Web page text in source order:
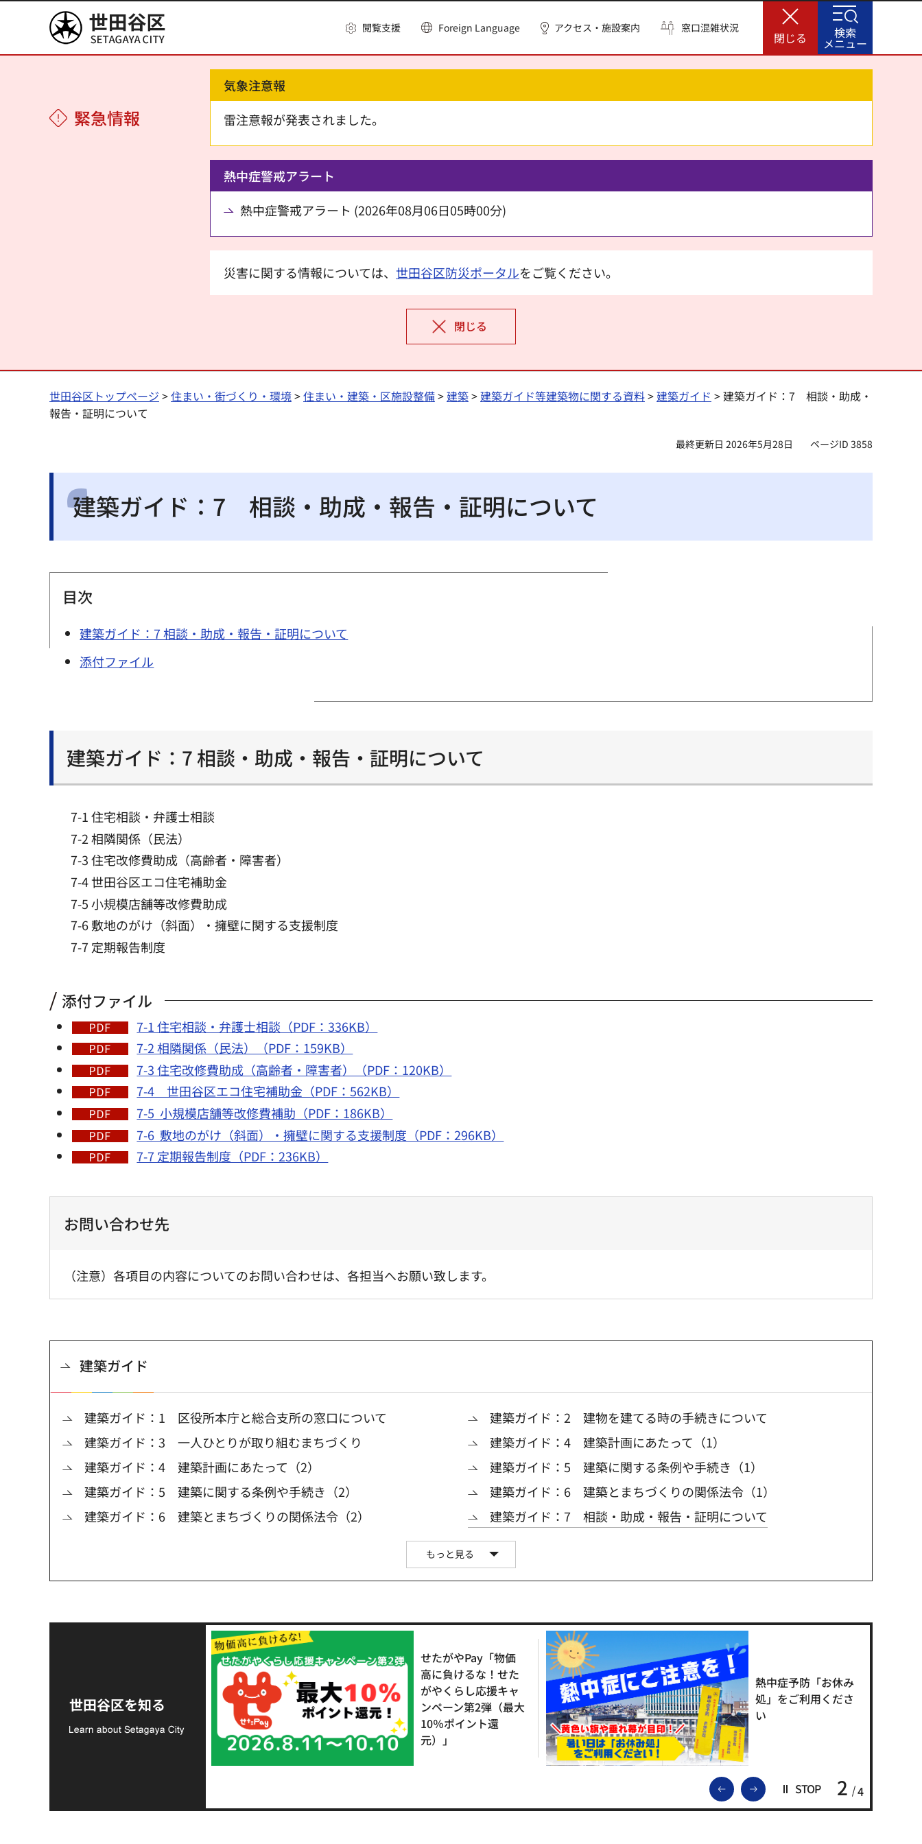
世田谷区 閲覧支援 Foreign Language アクセス・施設案内 窓口混雑状況
閉じる
緊急情報
気象注意報
雷注意報が発表されました。
熱中症警戒アラート
熱中症警戒アラート (2026年08月06日05時00分)
災害に関する情報については、 世田谷区防災ポータルをご覧ください。
閉じる
検索
メニュー
世田谷区トップページ >住まい・街づくり・環境>住まい・建築・区施設整備>建築>建築ガイド等建築物に関する資料>建築ガイド > 建築ガイド：7 相談・助成・
報告・証明について
最終更新日 2026年5月28日 ページID 3858
建築ガイド：7 相談・助成・報告・証明について
目次
建築ガイド：7 相談・助成・報告・証明について
添付ファイル
建築ガイド：7 相談・助成・報告・証明について
7-1 住宅相談・弁護士相談
7-2 相隣関係（民法）
7-3 住宅改修費助成（高齢者・障害者）
7-4 世田谷区エコ住宅補助金
7-5 小規模店舗等改修費助成
7-6 敷地のがけ（斜面）・擁壁に関する支援制度
7-7 定期報告制度
添付ファイル
7-1 住宅相談・弁護士相談（PDF：336KB）
7-2 相隣関係（民法）（PDF：159KB）
7-3 住宅改修費助成（高齢者・障害者）（PDF：120KB）
7-4 世田谷区エコ住宅補助金（PDF：562KB）
7-5 小規模店舗等改修費補助（PDF：186KB）
7-6 敷地のがけ（斜面）・擁壁に関する支援制度（PDF：296KB）
7-7 定期報告制度（PDF：236KB）
お問い合わせ先
（注意）各項目の内容についてのお問い合わせは、各担当へお願い致します。
建築ガイド
建築ガイド：1 区役所本庁と総合支所の窓口について
建築ガイド：2 建物を建てる時の手続きについて
建築ガイド：3 一人ひとりが取り組むまちづくり
建築ガイド：4 建築計画にあたって（1）
建築ガイド：4 建築計画にあたって（2）
建築ガイド：5 建築に関する条例や手続き（1）
建築ガイド：5 建築に関する条例や手続き（2）
建築ガイド：6 建築とまちづくりの関係法令（1）
建築ガイド：6 建築とまちづくりの関係法令（2）
建築ガイド：7 相談・助成・報告・証明について
もっと見る
世田谷区を知る
前のスライドを表示
次のスライドを表示
STOP 2 4
支援金の募集につい
て
せたがやPay「物価
高に負けるな！せた
がやくらし応援キャ
ンペーン第2弾（最大
10％ポイント還
元）」
熱中症予防「お休み
処」をご利用くださ
い